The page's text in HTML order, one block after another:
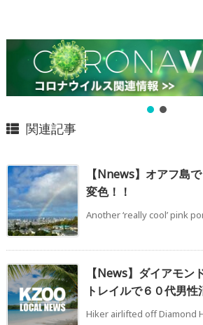
関連記事
【Nnews】オアフ島
変色！！
Another ‘really cool’ pink
【News】ダイアモン
トレイルで６０代男
Hiker airlifted off Diamond